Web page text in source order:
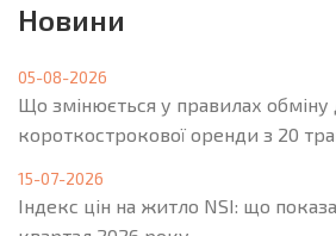
Новини
05-08-2026
Що змінюється у правилах
короткострокової оренди з 20
15-07-2026
Індекс цін на житло NSI: що